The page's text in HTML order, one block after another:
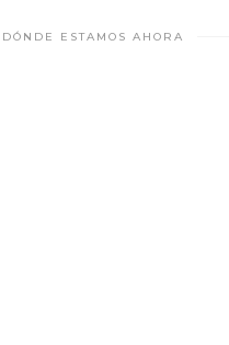
DÓNDE ESTAMOS AHORA